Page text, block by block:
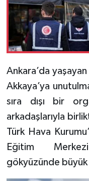
Ankara’da yaşayan
Akkaya’ya
sıra dışı bir
arkadaşlarıyla
Türk Hava
Eğitim
gökyüzünde